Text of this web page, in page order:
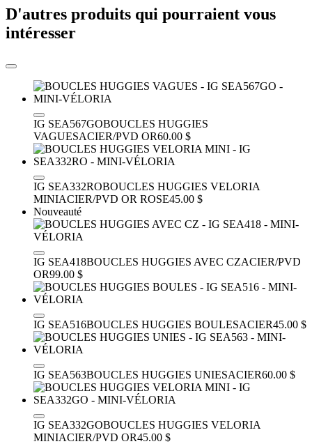
D'autres produits qui pourraient vous
intéresser
IG SEA567GOBOUCLES HUGGIES
VAGUESACIER/PVD OR60.00 $
IG SEA332ROBOUCLES HUGGIES VELORIA
MINIACIER/PVD OR ROSE45.00 $
Nouveauté
IG SEA418BOUCLES HUGGIES AVEC CZACIER/PVD
OR99.00 $
IG SEA516BOUCLES HUGGIES BOULESACIER45.00 $
IG SEA563BOUCLES HUGGIES UNIESACIER60.00 $
IG SEA332GOBOUCLES HUGGIES VELORIA
MINIACIER/PVD OR45.00 $